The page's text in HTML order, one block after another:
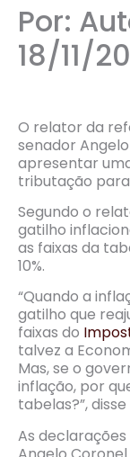
Por:
18/11/
O relator da
senador
apresentar
tributação
Segundo o
gatilho
as faixas da
10%.
“Quando a
gatilho que
faixas do
talvez a
Mas, se o
inflação, por
tabelas?”,
As